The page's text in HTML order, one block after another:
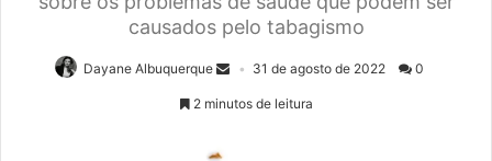
causados pelo tabagismo
Dayane Albuquerque 31 de agosto de 2022 0
2 minutos de leitura